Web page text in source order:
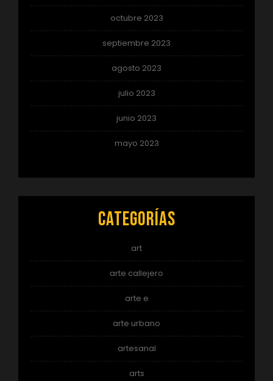
octubre 2023
septiembre 2023
agosto 2023
julio 2023
junio 2023
mayo 2023
Categorías
art
arte callejero
arte e
arte urbano
artesanal
arts